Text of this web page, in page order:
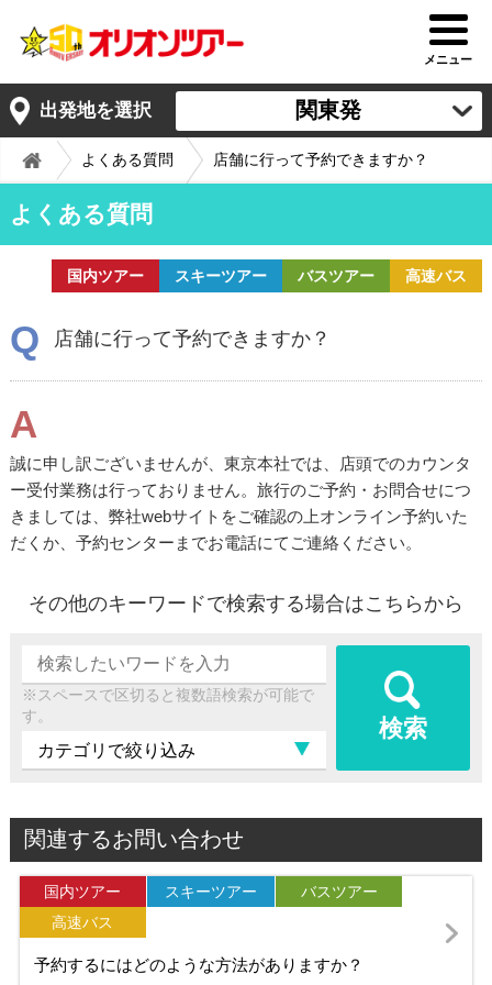
メニュー
出発地を選択 関東発
よくある質問 店舗に行って予約できますか？
よくある質問
国内ツアー スキーツアー バスツアー 高速バス
Q 店舗に行って予約できますか？
A
誠に申し訳ございませんが、東京本社では、店頭でのカウンタ
ー受付業務は行っておりません。旅行のご予約・お問合せにつ
きましては、弊社webサイトをご確認の上オンライン予約いた
だくか、予約センターまでお電話にてご連絡ください。
その他のキーワードで検索する場合はこちらから
※スペースで区切ると複数語検索が可能で
す。
検索
関連するお問い合わせ
国内ツアー スキーツアー
バスツアー
高速バス
予約するにはどのような方法がありますか？